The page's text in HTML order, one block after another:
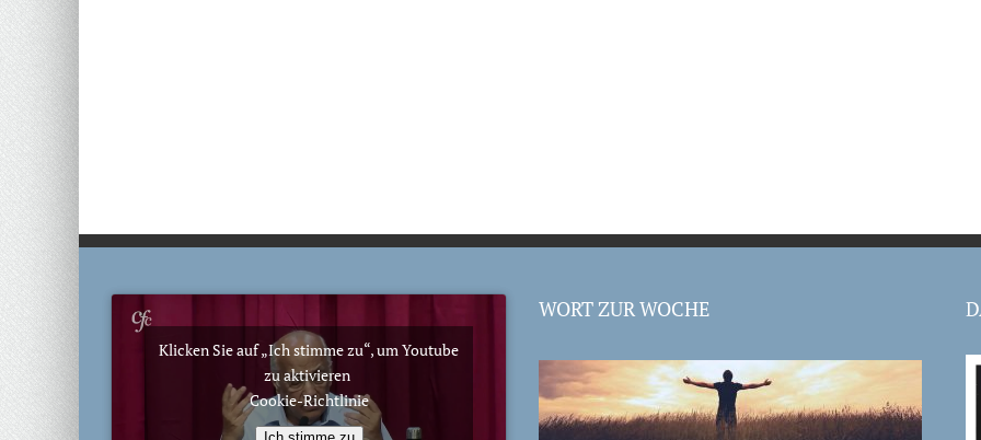
Klicken Sie auf „Ich stimme zu“, um Youtube
zu aktivieren
Cookie-Richtlinie
WORT ZUR WOCHE